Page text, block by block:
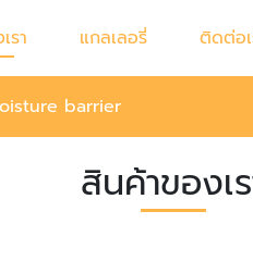
รา แกลเลอรี่ ติดต่อเ
barrier
สินค้าของเ